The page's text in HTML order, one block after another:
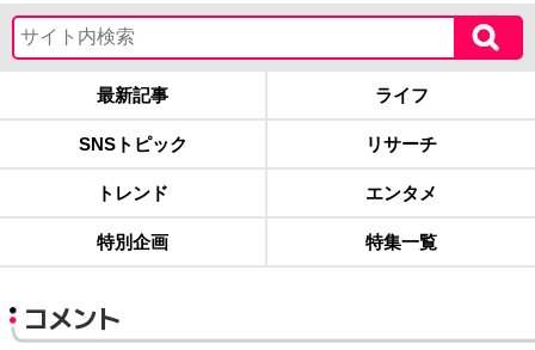
最新記事 ライフ
SNSトピック リサーチ
トレンド エンタメ
特別企画 特集一覧
コメント